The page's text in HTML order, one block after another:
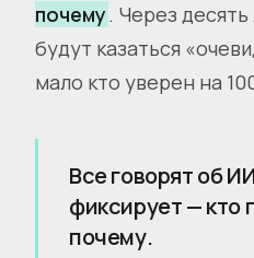
почему. Через
будут казаться
мало кто уверен на
Все говорят об
фиксирует — кто
почему.